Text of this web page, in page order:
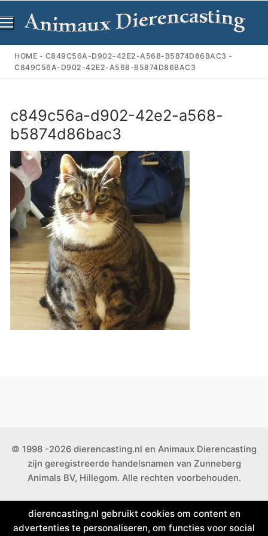
naar
inhoud
HOME - C849C56A-D902-42E2-A568-B5874D86BAC3 -
C849C56A-D902-42E2-A568-B5874D86BAC3
c849c56a-d902-42e2-a568-
b5874d86bac3
© 1998 -2026 dierencasting.nl en Animaux Dierencasting
zijn geregistreerde handelsnamen van Zunneberg
Animals BV, Hillegom. Alle rechten voorbehouden.
dierencasting.nl gebruikt cookies om content en
advertenties te personaliseren, om functies voor social